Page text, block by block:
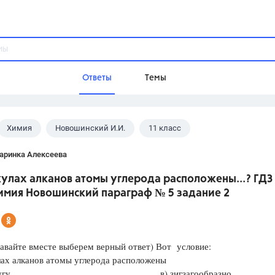
Ответы Темы
Домашнее задание
Школа
Учебники
Разумовская М.М.,
Химия Новошинский И.И. 11 класс
Алексеева
алканов атомы углерода расположены...? ГДЗ
Новошинский параграф № 5 задание 2
вместе выберем верный ответ) Вот условие:
алканов атомы углерода расположены